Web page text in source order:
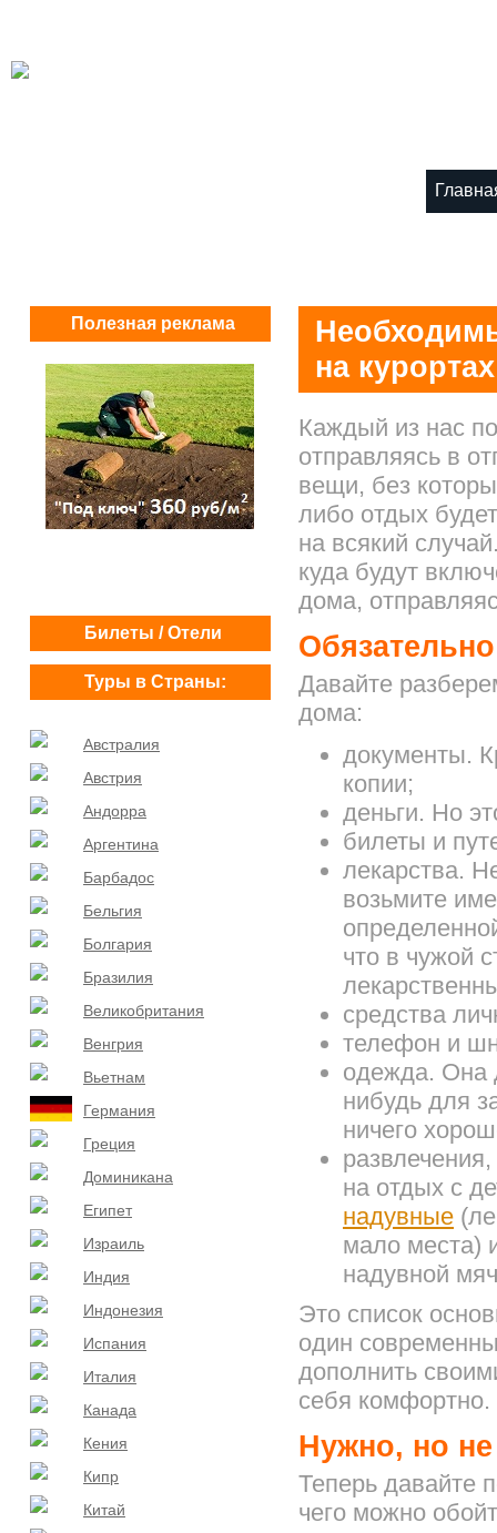
Полезная реклама
Билеты / Отели
Туры в Страны:
Австралия
Австрия
Андорра
Аргентина
Барбадос
Бельгия
Болгария
Бразилия
Великобритания
Венгрия
Вьетнам
Германия
Греция
Доминикана
Египет
Израиль
Индия
Индонезия
Испания
Италия
Канада
Кения
Кипр
Китай
на курортах
Каждый из нас
отправляясь в
вещи, без
либо отдых
на всякий
куда будут
дома,
Давайте
дома:
документы.
копии;
деньги. Но
билеты и
лекарства.
возьмите
что в чужой
средства
телефон и
одежда. Она
нибудь для
ничего
на отдых с
надувные
мало места)
надувной
Это список
один
дополнить
себя комфортно.
Нужно, но
Теперь давайте
чего можно